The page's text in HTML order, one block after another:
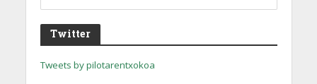
Twitter
Tweets by pilotarentxokoa